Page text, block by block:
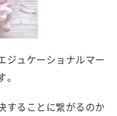
ジュケーショナルマー
することに繋がるのか